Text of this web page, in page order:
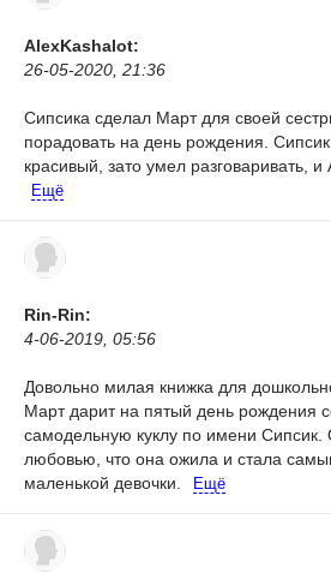
AlexKashalot:
26-05-2020, 21:36
Сипсика сделал Март для своей
порадовать на день рождения.
красивый, зато умел разговаривать,
Ещё
Rin-Rin:
4-06-2019, 05:56
Довольно милая книжка для
Март дарит на пятый день рождения
самодельную куклу по имени Сипсик.
любовью, что она ожила и стала
маленькой девочки.
Ещё